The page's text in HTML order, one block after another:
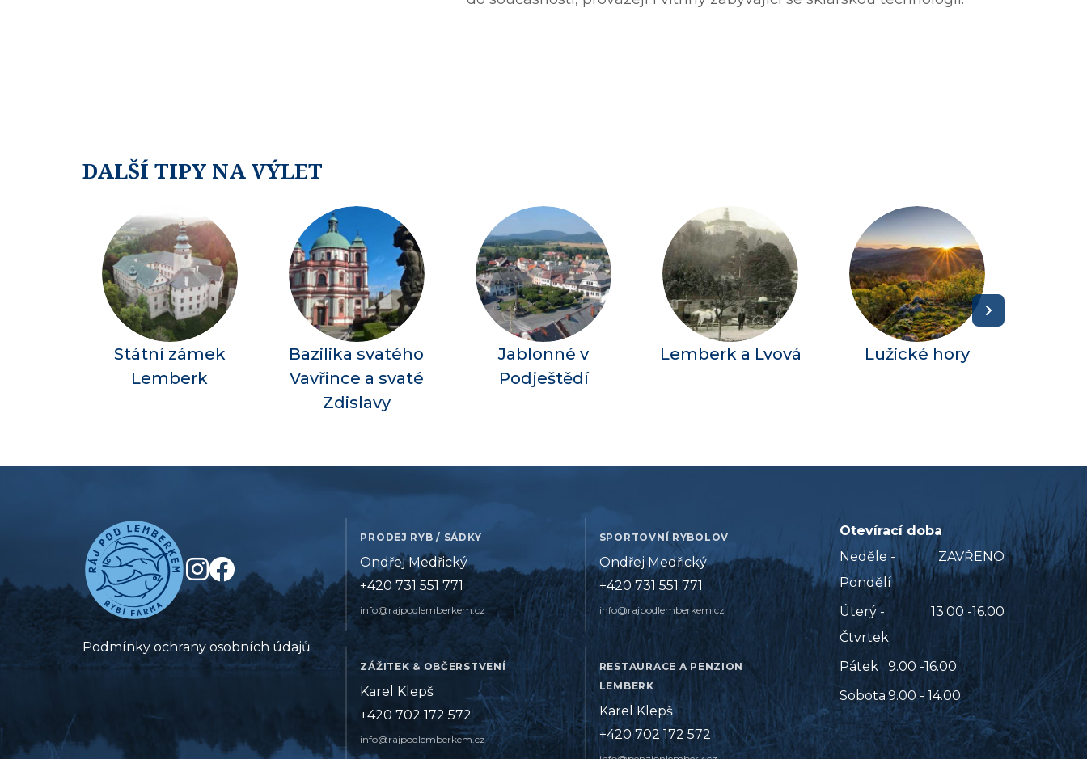
DALŠÍ TIPY NA VÝLET
Státní zámek
Lemberk
Bazilika svatého
Vavřince a svaté
Zdislavy
Jablonné v
Podještědí
Lemberk a Lvová Lužické hory
Podmínky ochrany osobních údajů
PRODEJ RYB / SÁDKY
Ondřej Medřický
+420 731 551 771
info@rajpodlemberkem.cz
SPORTOVNÍ RYBOLOV
Ondřej Medřický
+420 731 551 771
info@rajpodlemberkem.cz
ZÁŽITEK & OBČERSTVENÍ
Karel Klepš
+420 702 172 572
info@rajpodlemberkem.cz
RESTAURACE A PENZION
LEMBERK
Karel Klepš
+420 702 172 572
Otevírací doba
Neděle -
Pondělí
ZAVŘENO
Úterý -
Čtvrtek
13.00 -16.00
Pátek
9.00 -16.00
Sobota9.00 - 14.00